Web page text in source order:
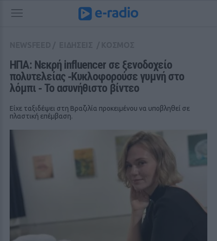
ΗΠΑ: Νεκρή influencer σε ξενοδοχείο
πολυτελείας ‑Κυκλοφορούσε γυμνή στο
λόμπι ‑ Το ασυνήθιστο βίντεο
Eίχε ταξιδέψει στη Βραζιλία προκειμένου να υποβληθεί σε
πλαστική επέμβαση.